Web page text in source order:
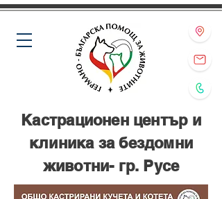
Кастрационен център и
клиника за бездомни
животни- гр. Русе